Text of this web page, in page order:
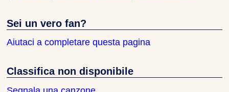
Sei un vero fan?
Aiutaci a completare questa pagina
Classifica non disponibile